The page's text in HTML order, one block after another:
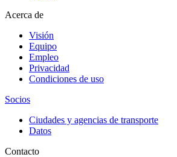
Acerca de
Visión
Equipo
Empleo
Privacidad
Condiciones de uso
Socios
Ciudades y agencias de transporte
Datos
Contacto